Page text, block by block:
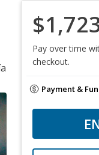
Pay over time
checkout.
Payment &